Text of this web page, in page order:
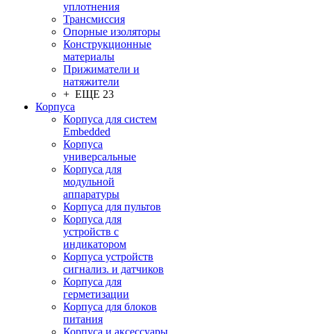
уплотнения
Трансмиссия
Опорные изоляторы
Конструкционные
материалы
Прижиматели и
натяжители
+ ЕЩЕ 23
Корпуса
Корпуса для систем
Embedded
Корпуса
универсальные
Корпуса для
модульной
аппаратуры
Корпуса для пультов
Корпуса для
устройств с
индикатором
Корпуса устройств
сигнализ. и датчиков
Корпуса для
герметизации
Корпуса для блоков
питания
Корпуса и аксессуары